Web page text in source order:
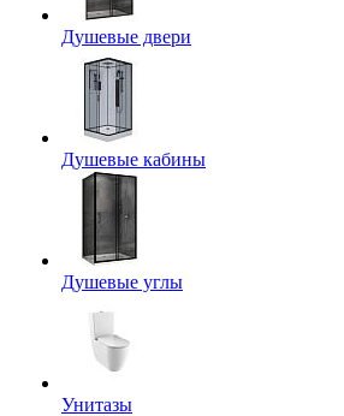
Душевые двери
Душевые кабины
Душевые углы
Унитазы